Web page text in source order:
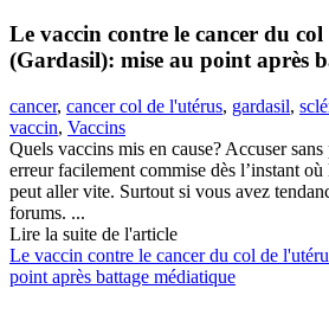
Le vaccin contre le cancer du
(Gardasil): mise au point après
cancer, cancer col de l'utérus, gardasil,
vaccin, Vaccins
Quels vaccins mis en cause? Accuser
erreur facilement commise dès l’instant où
peut aller vite. Surtout si vous avez
forums. ...
Lire la suite de l'article
Le vaccin contre le cancer du col de
point après battage médiatique